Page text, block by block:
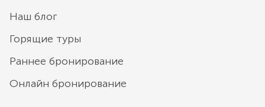
Наш блог
Горящие туры
Раннее бронирование
Онлайн бронирование